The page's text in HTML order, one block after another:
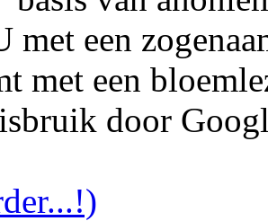
met een
met een
door